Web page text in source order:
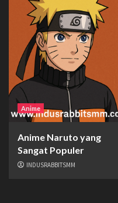
Anime
Anime Naruto yang
Sangat Populer
INDUSRABBITSMM